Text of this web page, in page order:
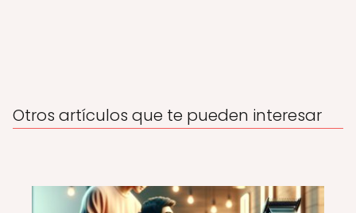
Otros artículos que te pueden interesar